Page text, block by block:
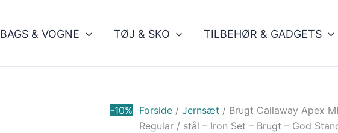
BAGS & VOGNE TØJ & SKO TILBEHØR & GADGETS
-10% Forside / Jernsæt / Brugt Callaway Apex
Regular / stål – Iron Set – Brugt – God
pris
3.490,00 kr..
pris
3.141,00 kr..